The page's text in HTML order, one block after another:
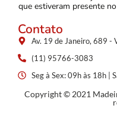
que estiveram presente
Contato
Av. 19 de Janeiro, 689 -
(11) 95766-3083
Seg à Sex: 09h às 18h |
Copyright © 2021